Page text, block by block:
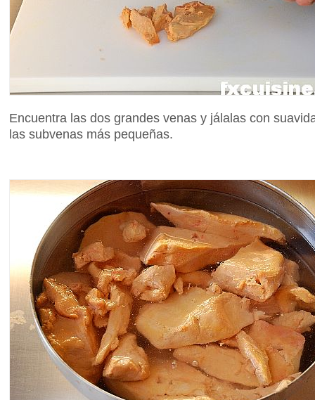
Encuentra las dos grandes venas y jálalas con
las subvenas más pequeñas.